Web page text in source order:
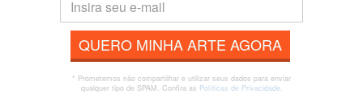
QUERO MINHA ARTE AGORA
* Prometemos não compartilhar e utilizar seus dados para enviar
qualquer tipo de SPAM. Confira as Políticas de Privacidade.